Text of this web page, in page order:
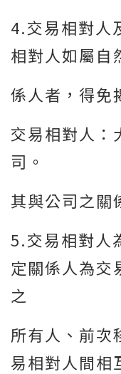
4.交易相對人
相對人如屬自
係人者，得免
交易相對人：
司。
其與公司之關
5.交易相對人
定關係人為交
之
所有人、前次
易相對人間相